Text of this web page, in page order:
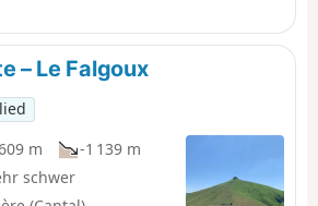
Rocher über
zur
und letzter
zum Plomb du
in alle
Passage
wahrer
– Le Falgoux
m
-1 139 m
schwer